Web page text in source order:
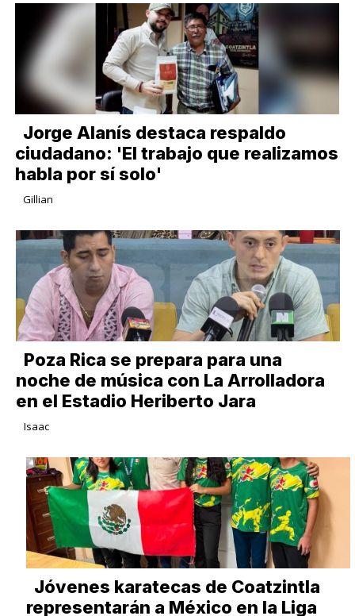
Jorge Alanís destaca respaldo
ciudadano: 'El trabajo que realizamos
habla por sí solo'
Gillian
Poza Rica se prepara para una
noche de música con La Arrolladora
en el Estadio Heriberto Jara
Isaac
Jóvenes karatecas de Coatzintla
representarán a México en la Liga